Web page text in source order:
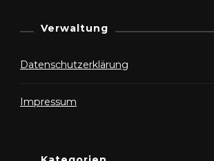
Verwaltung
Datenschutzerklärung
Impressum